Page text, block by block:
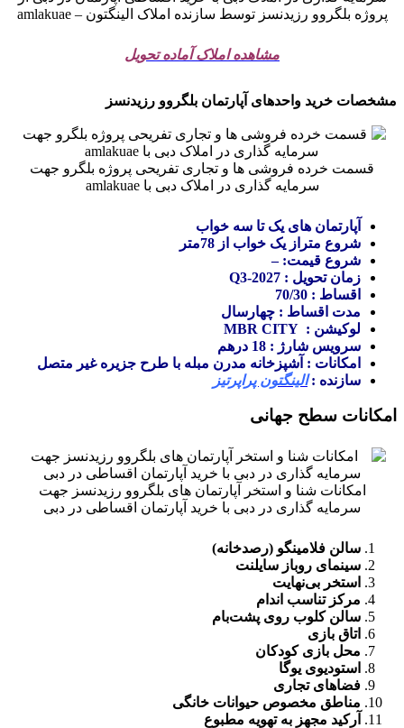
پروژه بلگروو رزیدنسز توسط سازنده املاک الینگتون – amlakuae
مشاهده املاک آماده تحویل
مشخصات خرید واحدهای آپارتمان بلگروو رزیدنسز
قسمت خرده فروشی ها و تجاری تفریحی پروژه بلگرو جهت
سرمایه گذاری در املاک دبی با amlakuae
آپارتمان های یک تا سه خواب
شروع متراز یک خواب از 78متر
شروع قیمت‌: –
زمان تحویل : Q3-2027
اقساط : 70/30
مدت اقساط : چهارسال
لوکیشن : MBR CITY
سرویس شارژ : 18 درهم
امکانات : آشپزخانه مدرن مبله با طرح جزیره غیر متصل
سازنده :الینگتون پراپرتیز
امکانات سطح جهانی
امکانات شنا و استخر آپارتمان های بلگروو رزیدنسز جهت
سرمایه گذاری در دبی با خرید آپارتمان اقساطی در دبی
سالن فلامینگو (رصدخانه)
سینمای روباز سایلنت
استخر بی‌نهایت
مرکز تناسب اندام
سالن کلوب روی پشت‌بام
اتاق بازی
محل بازی کودکان
استودیوی یوگا
فضاهای تجاری
مناطق مخصوص حیوانات خانگی
آرکید مجهز به تهویه مطبوع